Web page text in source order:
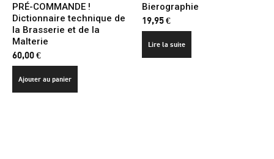
PRÉ-COMMANDE !
Dictionnaire technique de
la Brasserie et de la
Malterie
60,00€
Ajouter au panier
Bierographie
19,95€
Lire la suite